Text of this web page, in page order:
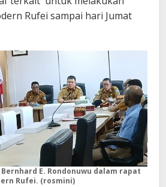
Rufei sampai hari Jumat
E. Rondonuwu dalam rapat
Rufei. (rosmini)